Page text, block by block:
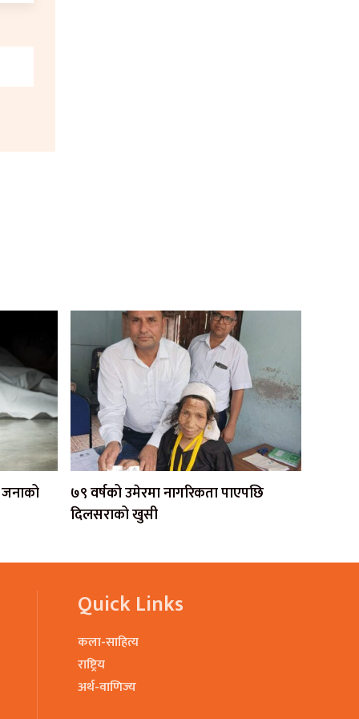
७९ वर्षको उमेरमा नागरिकता पाएपछि
दिलसराको खुसी
Quick Links
कला-साहित्य
राष्ट्रिय
अर्थ-वाणिज्य